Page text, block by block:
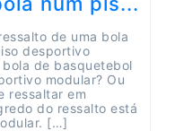
de uma bola
desportivo
bola de basquetebol
modular? Ou
ressaltar em
do ressalto está
[…]